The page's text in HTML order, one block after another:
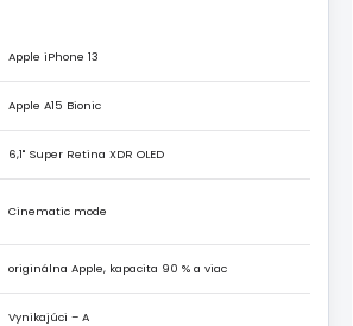
Apple iPhone 13
Apple A15 Bionic
6,1" Super Retina XDR OLED
Cinematic mode
originálna Apple, kapacita 90 % a viac
Vynikajúci – A